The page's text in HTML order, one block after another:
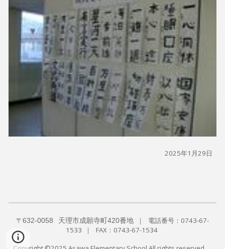
2025年1月29日
〒 632-0058 天理市成願寺町420番地 ｜ 電話番号：0743-67-
1533 ｜ FAX： 0743-67-1534